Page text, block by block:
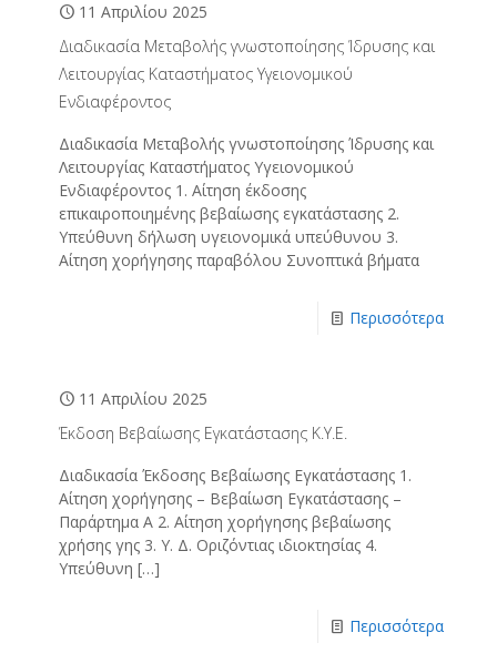
11 Απριλίου 2025
Διαδικασία Μεταβολής γνωστοποίησης Ίδρυσης και
Λειτουργίας Καταστήματος Υγειονομικού
Ενδιαφέροντος
Διαδικασία Μεταβολής γνωστοποίησης Ίδρυσης και
Λειτουργίας Καταστήματος Υγειονομικού
Ενδιαφέροντος 1. Αίτηση έκδοσης
επικαιροποιημένης βεβαίωσης εγκατάστασης 2.
Υπεύθυνη δήλωση υγειονομικά υπεύθυνου 3.
Αίτηση χορήγησης παραβόλου Συνοπτικά βήματα
Περισσότερα
11 Απριλίου 2025
Έκδοση Βεβαίωσης Εγκατάστασης Κ.Υ.Ε.
Διαδικασία Έκδοσης Βεβαίωσης Εγκατάστασης 1.
Αίτηση χορήγησης – Βεβαίωση Εγκατάστασης –
Παράρτημα Α 2. Αίτηση χορήγησης βεβαίωσης
χρήσης γης 3. Υ. Δ. Οριζόντιας ιδιοκτησίας 4.
Υπεύθυνη […]
Περισσότερα